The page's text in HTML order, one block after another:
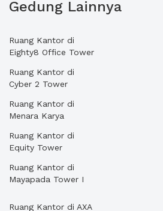
Gedung Lainnya
Ruang Kantor di
Eighty8 Office Tower
Ruang Kantor di
Cyber 2 Tower
Ruang Kantor di
Menara Karya
Ruang Kantor di
Equity Tower
Ruang Kantor di
Mayapada Tower I
Ruang Kantor di AXA